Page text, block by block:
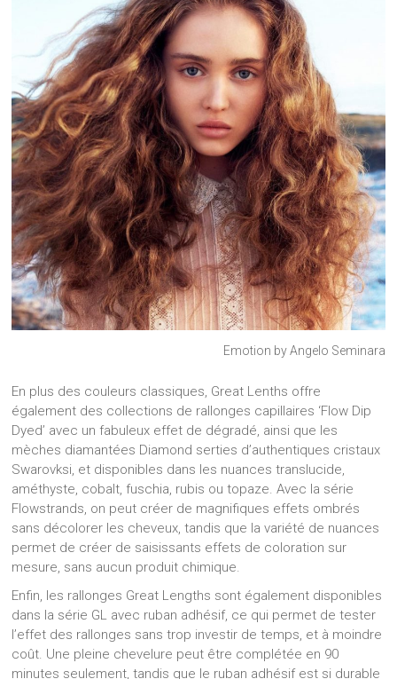
Emotion by Angelo Seminara
En plus des couleurs classiques, Great Lenths offre
également des collections de rallonges capillaires ‘Flow Dip
Dyed’ avec un fabuleux effet de dégradé, ainsi que les
mèches diamantées Diamond serties d’authentiques cristaux
Swarovksi, et disponibles dans les nuances translucide,
améthyste, cobalt, fuschia, rubis ou topaze. Avec la série
Flowstrands, on peut créer de magnifiques effets ombrés
sans décolorer les cheveux, tandis que la variété de nuances
permet de créer de saisissants effets de coloration sur
mesure, sans aucun produit chimique.
Enfin, les rallonges Great Lengths sont également disponibles
dans la série GL avec ruban adhésif, ce qui permet de tester
l’effet des rallonges sans trop investir de temps, et à moindre
coût. Une pleine chevelure peut être complétée en 90
minutes seulement, tandis que le ruban adhésif est si durable